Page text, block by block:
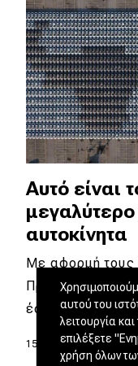
Αυτό είναι
αυτοκίνητα
Με αφορμή τους
Πρωτοχρονιά
έσπασε το…
15.02.2021|Θάνος
αυτού του
λειτουργία
επιλέξετε
χρήση όλων